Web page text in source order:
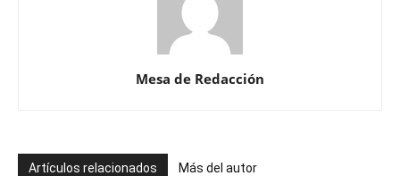
Mesa de Redacción
Artículos relacionados Más del autor